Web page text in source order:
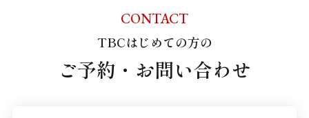
CONTACT
TBCはじめての方の
ご予約・お問い合わせ